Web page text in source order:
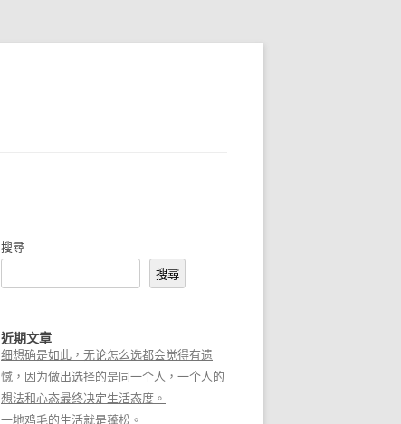
搜尋
搜尋
近期文章
细想确是如此，无论怎么选都会觉得有遗
憾，因为做出选择的是同一个人，一个人的
想法和心态最终决定生活态度。
一地鸡毛的生活就是蓬松。